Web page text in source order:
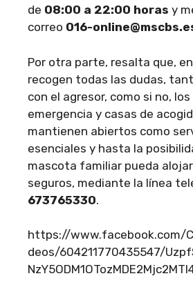
de 08:00 a 22:00 horas y
correo 016-
Por otra parte, resalta que,
recogen todas las dudas,
con el agresor, como si no,
emergencia y casas de
mantienen abiertos como
esenciales y hasta la
mascota familiar pueda
seguros, mediante la línea
673765330.
https://www.facebook.com/
deos/604211770435547/